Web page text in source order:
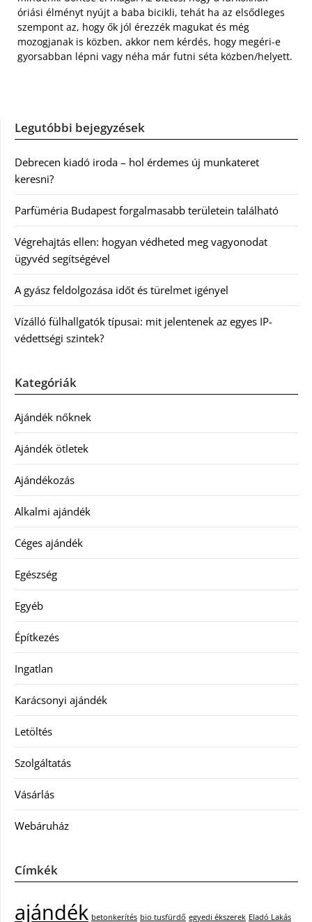
óriási élményt nyújt a baba bicikli, tehát ha az elsődleges
szempont az, hogy ők jól érezzék magukat és még
mozogjanak is közben, akkor nem kérdés, hogy megéri-e
gyorsabban lépni vagy néha már futni séta közben/helyett.
Legutóbbi bejegyzések
Debrecen kiadó iroda – hol érdemes új munkateret
keresni?
Parfüméria Budapest forgalmasabb területein található
Végrehajtás ellen: hogyan védheted meg vagyonodat
ügyvéd segítségével
A gyász feldolgozása időt és türelmet igényel
Vízálló fülhallgatók típusai: mit jelentenek az egyes IP-
védettségi szintek?
Kategóriák
Ajándék nőknek
Ajándék ötletek
Ajándékozás
Alkalmi ajándék
Céges ajándék
Egészség
Egyéb
Építkezés
Ingatlan
Karácsonyi ajándék
Letöltés
Szolgáltatás
Vásárlás
Webáruház
Címkék
ajándék betonkerítés bio tusfürdő egyedi ékszerek Eladó Lakás